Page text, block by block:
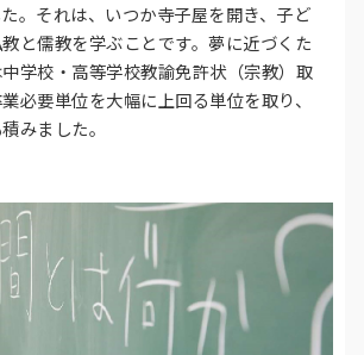
。それは、いつか寺子屋を開き、子ど
と儒教を学ぶことです。夢に近づくた
学校・高等学校教諭免許状（宗教）取
必要単位を大幅に上回る単位を取り、
みました。